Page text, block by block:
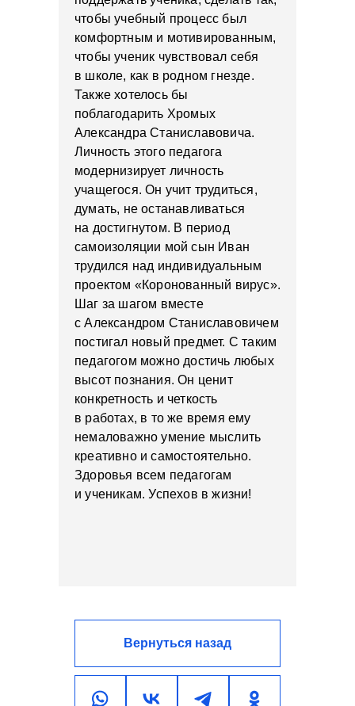
Вернуться назад
чтобы учебный процесс был
комфортным и мотивированным,
чтобы ученик чувствовал себя
в школе, как в родном гнезде.
Также хотелось бы
поблагодарить Хромых
Александра Станиславовича.
Личность этого педагога
модернизирует личность
учащегося. Он учит трудиться,
думать, не останавливаться
на достигнутом. В период
самоизоляции мой сын Иван
трудился над индивидуальным
проектом «Коронованный вирус».
Шаг за шагом вместе
с Александром Станиславовичем
постигал новый предмет. С таким
педагогом можно достичь любых
высот познания. Он ценит
конкретность и четкость
в работах, в то же время ему
немаловажно умение мыслить
креативно и самостоятельно.
Здоровья всем педагогам
и ученикам. Успехов в жизни!